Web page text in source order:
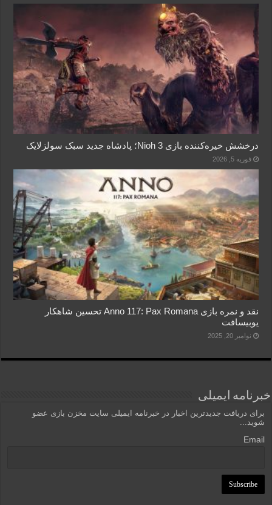
درخشش خیره‌کننده بازی Nioh 3؛ پادشاه جدید سبک سولزلایک
فوریه 5, 2026
نقد و نمره بازی Anno 117: Pax Romana تحسین شاهکار
یوبیسافت
نوامبر 20, 2025
خبرنامه ایمیلی
برای دریافت جدیدترین اخبار در خبرنامه ایمیلی سایت مخزن بازی عضو
شوید...
Email